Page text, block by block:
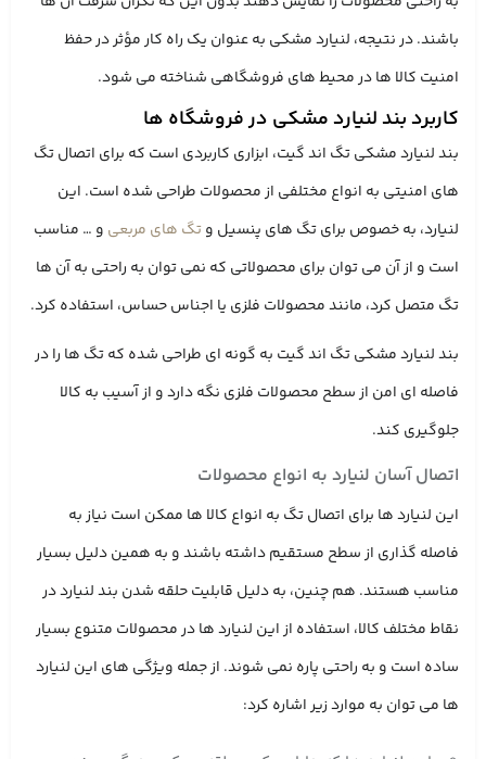
باشند. در نتیجه، لنیارد مشکی به عنوان یک راه کار مؤثر در حفظ
امنیت کالا ها در محیط ‌های فروشگاهی شناخته می ‌شود.
کاربرد بند لنیارد مشکی در فروشگاه ‌ها
بند لنیارد مشکی تگ اند گیت، ابزاری کاربردی است که برای اتصال تگ
‌های امنیتی به انواع مختلفی از محصولات طراحی شده است. این
لنیارد، به‌ خصوص برای تگ ‌های پنسیل وتگ‌ های مربعی و … مناسب
است و از آن می‌ توان برای محصولاتی که نمی ‌توان به راحتی به آن ‌ها
تگ متصل کرد، مانند محصولات فلزی یا اجناس حساس، استفاده کرد.
بند لنیارد مشکی تگ اند گیت به ‌گونه ‌ای طراحی شده که تگ‌ ها را در
فاصله ‌ای امن از سطح محصولات فلزی نگه دارد و از آسیب به کالا
جلوگیری کند.
اتصال آسان لنیارد به انواع محصولات
این لنیارد ها برای اتصال تگ به انواع کالا ها ممکن است نیاز به
فاصله ‌گذاری از سطح مستقیم داشته باشند و به همین دلیل بسیار
مناسب هستند. هم چنین، به دلیل قابلیت حلقه شدن بند لنیارد در
نقاط مختلف کالا، استفاده از این لنیارد ها در محصولات متنوع بسیار
ساده است و به راحتی پاره نمی ‌شوند. از جمله ویژگی‌ های این لنیارد
ها می ‌توان به موارد زیر اشاره کرد: